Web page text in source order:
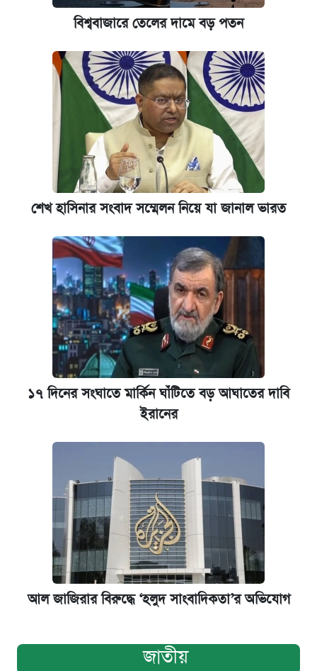
বিশ্ববাজারে তেলের দামে বড় পতন
শেখ হাসিনার সংবাদ সম্মেলন নিয়ে যা জানাল ভারত
১৭ দিনের সংঘাতে মার্কিন ঘাঁটিতে বড় আঘাতের দাবি
ইরানের
আল জাজিরার বিরুদ্ধে ‘হলুদ সাংবাদিকতা’র অভিযোগ
জাতীয়